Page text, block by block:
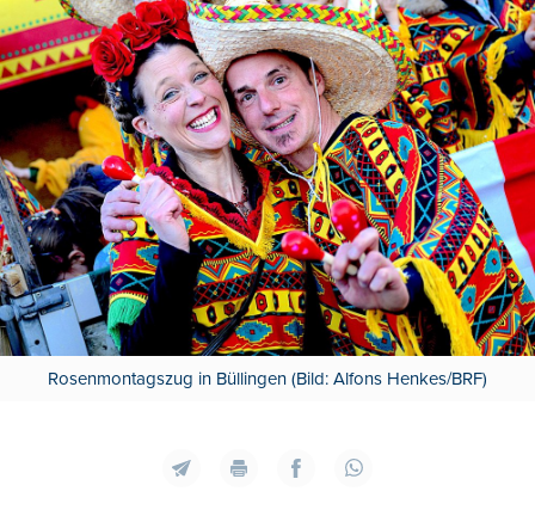
Rosenmontagszug in Büllingen (Bild: Alfons Henkes/BRF)